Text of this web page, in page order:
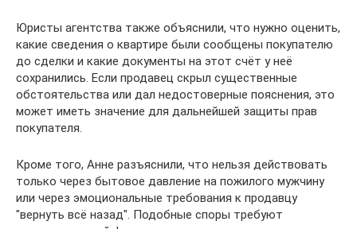
Юристы агентства также объяснили, что нужно оценить,
какие сведения о квартире были сообщены покупателю
до сделки и какие документы на этот счёт у неё
сохранились. Если продавец скрыл существенные
обстоятельства или дал недостоверные пояснения, это
может иметь значение для дальнейшей защиты прав
покупателя.
Кроме того, Анне разъяснили, что нельзя действовать
только через бытовое давление на пожилого мужчину
или через эмоциональные требования к продавцу
"вернуть всё назад". Подобные споры требуют